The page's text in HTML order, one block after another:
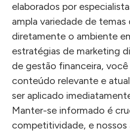
elaborados por
ampla variedade de
diretamente o ambiente
estratégias de marketing
de gestão financeira,
conteúdo relevante e
ser aplicado
Manter-se informado é
competitividade, e nossos